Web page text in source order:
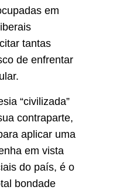
em
tantas
de enfrentar
“civilizada”
contraparte,
aplicar uma
em vista
do país, é o
bondade